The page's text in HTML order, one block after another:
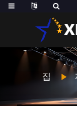
집